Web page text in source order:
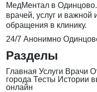
МедМентал в
врачей, услуг и
обращения в клинику.
24/7 Анонимно
Разделы
Главная Услуги Врачи
города Тесты Истории
онлайн